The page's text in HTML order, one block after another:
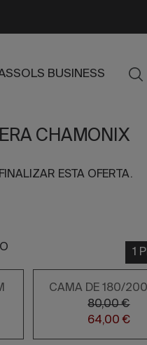
BUSINESS
CHAMONIX
ESTA OFERTA.
1
CAMA DE 180/
80,00 €
64,00 €